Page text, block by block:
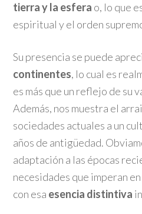
tierra y la esfera o, lo que
espiritual y el orden
Su presencia se puede
continentes, lo cual es
es más que un reflejo de su
Además, nos muestra el
sociedades actuales a un
años de antigüedad.
adaptación a las épocas
necesidades que imperan
con esa esencia distintiva